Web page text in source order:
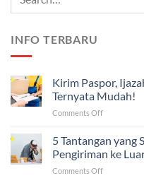
INFO TERBARU
Kirim Paspor,
Ternyata Mudah!
Comments Offon
Ijazah,
dan
Sertifikat
5 Tantangan yang
Pengiriman ke
Comments Offon